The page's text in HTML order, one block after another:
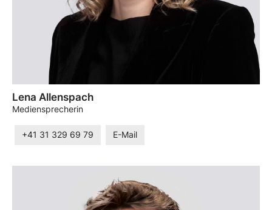
Lena Allenspach
Mediensprecherin
+41 31 329 69 79 E-Mail